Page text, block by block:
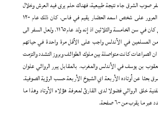
صوب الشرق جاء نتيجة طبيعية، فهناك حلم يرى فيه العرش وخلال
الرؤيا يُؤمَر بالسفر بعد المرور على شخص اسمه الحصّار يقيم في فاس. كان ذلك عام ١٢٠٠
ميلادية أي أن ابن عربي كان في سن الخامسة والثلاثين اذ إنه ولد عام ١١٦٥. ولعل السفر الى
من المسلمين في الأندلس واجب على الأقل مرة واحدة في حياتهم
ان الصراعات كانت متواصلة بين ملوك الطوائف وبروز التشدد والتزمت
بن يوسف في الأندلس والمغرب. بالمقابل يبرر الروائي علوان
بحثا عن أوتاده الأربعة اي الشيوخ الأربعة حسب الرؤية الصوفية.
خلق الروائي فضولا لدى القارئ لمعرفة هؤلاء الأوتاد وهذا ما
ما يقرب من ٦٠٠ صفحة.